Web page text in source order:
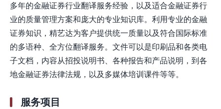
多年的金融证券行业翻译服务经验，以及适合金融证券行
业的质量管理方案和庞大的专业知识库。利用专业的金融
证券知识，精艺达为客户提供统一质量以及符合国际标准
的多语种、全方位翻译服务。文件可以是印刷品和各类电
子文档，内容从招投说明书、各种报告和产品说明，到各
地金融证券法律法规，以及多媒体培训课件等等。
服务项目